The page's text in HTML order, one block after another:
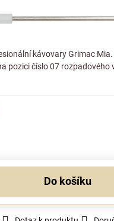
kávovary Grimac Mia.
pozici číslo 07 rozpadového
Do košíku